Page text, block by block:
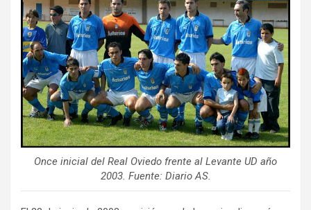
Once inicial del Real Oviedo frente al Levante UD año
2003. Fuente: Diario AS.